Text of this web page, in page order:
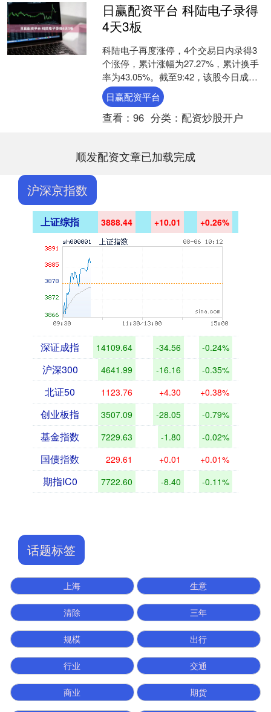
日赢配资平台 科陆电子录得
4天3板
科陆电子再度涨停，4个交易日内录得3
个涨停，累计涨幅为27.27%，累计换手
率为43.05%。截至9:42，该股今日成交
量1.55亿股，成交金额9.85亿元，换....
日赢配资平台
查看： 96 分类： 配资炒股开户
顺发配资文章已加载完成
沪深京指数
上证综指 3888.44 +10.01 +0.26%
深证成指 14109.64 -34.56 -0.24%
沪深300 4641.99 -16.16 -0.35%
北证50 1123.76 +4.30 +0.38%
创业板指 3507.09 -28.05 -0.79%
基金指数 7229.63 -1.80 -0.02%
国债指数 229.61 +0.01 +0.01%
期指IC0 7722.60 -8.40 -0.11%
话题标签
上海 生意
清除 三年
规模 出行
行业 交通
商业 期货